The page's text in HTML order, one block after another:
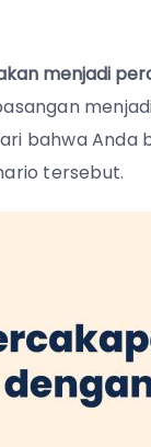
menjadi
bahwa Anda
tersebut.